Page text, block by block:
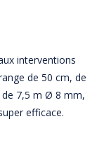
interventions
de 50 cm, de
7,5 m Ø 8 mm,
efficace.